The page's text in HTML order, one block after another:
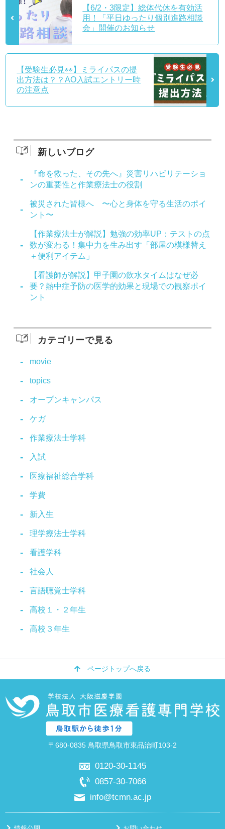
【6/2・3限定】総体代休を有効活
用！「平日ゆったり個別進路相談
会」開催のお知らせ
【受験生必見👀】ミライパスの提
出方法は？？AO入試エントリー時
の注意点
新しいブログ
『命を救った、その先へ』災害リハビリテーショ
ンの重要性と作業療法士の役割
被災された皆様へ 〜心と身体を守る生活のポイ
ント〜
【作業療法士が解説】勉強の効率UP：テストの点
数が変わる！集中力を生み出す「部屋の模様替え
＋便利アイテム」
【看護師が解説】甲子園の飲水タイムはなぜ必
要？熱中症予防の医学的効果と現場での観察ポイ
ント
カテゴリーで見る
movie
topics
オープンキャンパス
ケガ
作業療法士学科
入試
医療福祉総合学科
学費
新入生
理学療法士学科
看護学科
社会人
言語聴覚士学科
高校１・２年生
高校３年生
ページトップへ戻る
〒680-0835 鳥取県鳥取市東品治町103-2
0120-30-1145
0857-30-7066
info@tcmn.ac.jp